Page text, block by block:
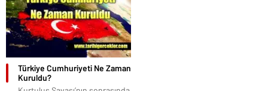
Türkiye Cumhuriyeti Ne Zaman
Kuruldu?